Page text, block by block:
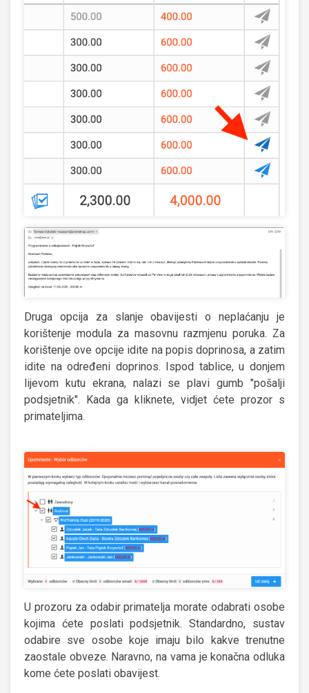
Druga opcija za slanje obavijesti o neplaćanju je
korištenje modula za masovnu razmjenu poruka. Za
korištenje ove opcije idite na popis doprinosa, a zatim
idite na određeni doprinos. Ispod tablice, u donjem
lijevom kutu ekrana, nalazi se plavi gumb "pošalji
podsjetnik". Kada ga kliknete, vidjet ćete prozor s
primateljima.
U prozoru za odabir primatelja morate odabrati osobe
kojima ćete poslati podsjetnik. Standardno, sustav
odabire sve osobe koje imaju bilo kakve trenutne
zaostale obveze. Naravno, na vama je konačna odluka
kome ćete poslati obavijest.